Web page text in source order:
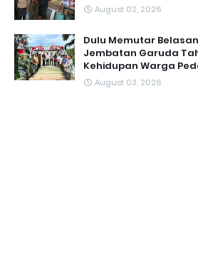
August 02, 2026
Dulu Memutar
Jembatan Garuda
Kehidupan Warga
August 03, 2026